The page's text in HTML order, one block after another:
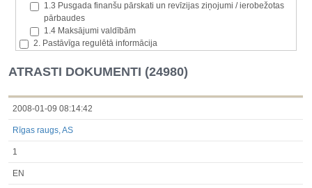
1.3 Pusgada finanšu pārskati un revīzijas ziņojumi / ierobežotas
pārbaudes
1.4 Maksājumi valdībām
2. Pastāvīga regulētā informācija
2.2. Iekšējā informācija
2.3. Paziņojumi par būtisku akciju paketi
2.4. Emitenta paša akciju iegāde vai atsavināšana
2.5. Balsstiesību kopējais skaits un kapitāls
kategorijām
ATRASTI DOKUMENTI (24980)
2008-01-09 08:14:42
Rīgas raugs, AS
1
EN